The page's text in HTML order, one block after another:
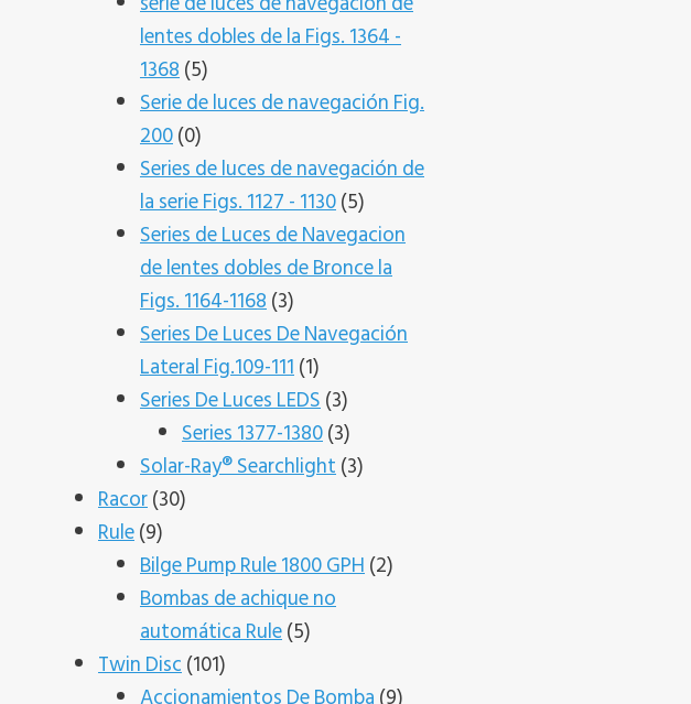
lentes dobles de la Figs. 1364 -
1368 55
productos
Serie de luces de navegación Fig.
200 00
productos
Series de luces de navegación de
la serie Figs. 1127 - 1130 55
productos
Series de Luces de Navegacion
de lentes dobles de Bronce la
Figs. 1164-1168 33
productos
Series De Luces De Navegación
Lateral Fig.109-111 11
producto
Series De Luces LEDS 33
productos
Series 1377-1380 33
productos
Solar-Ray® Searchlight 33
Racor 3030
Rule 99
productos
Bilge Pump Rule 1800 GPH 22
Bombas de achique no
automática Rule 55
Twin Disc 101101
productos
9